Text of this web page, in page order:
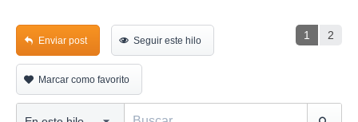
1 2
Enviar post Seguir este hilo
Marcar como favorito